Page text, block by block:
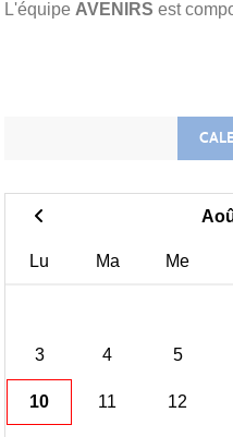
L'équipe AVENIRS est
Lu Ma Me
3 4 5
10 11 12